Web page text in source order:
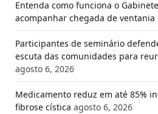
Entenda como funciona o
acompanhar chegada de ventania
Participantes de seminário
escuta das comunidades para
agosto 6, 2026
Medicamento reduz em até 85%
fibrose cística agosto 6, 2026